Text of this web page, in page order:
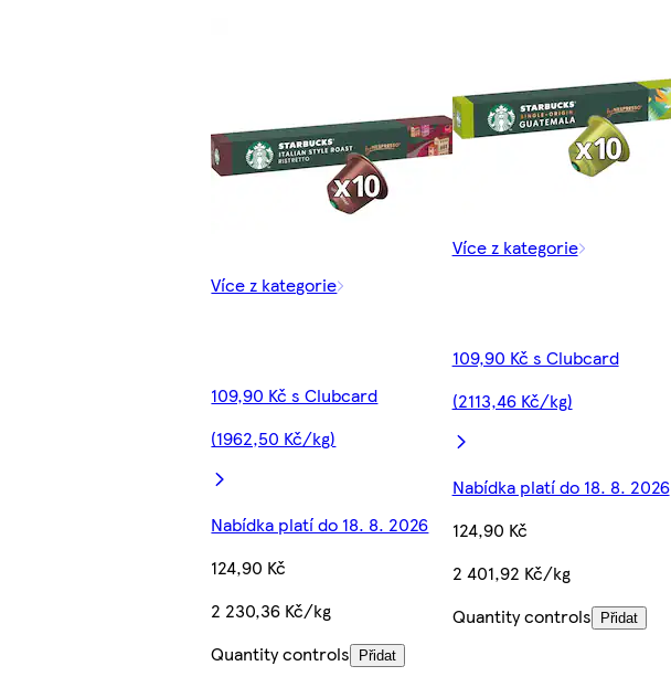
Více z kategorie
109,90 Kč s Clubcard
(1962,50 Kč/kg)
Nabídka platí do 18. 8. 2026
124,90 Kč
2 230,36 Kč/kg
Quantity controls
Přidat
Více z kategorie
109,90 Kč s Clubcard
(2113,46 Kč/kg)
Nabídka platí do 18. 8. 2026
124,90 Kč
2 401,92 Kč/kg
Quantity controls
Přidat